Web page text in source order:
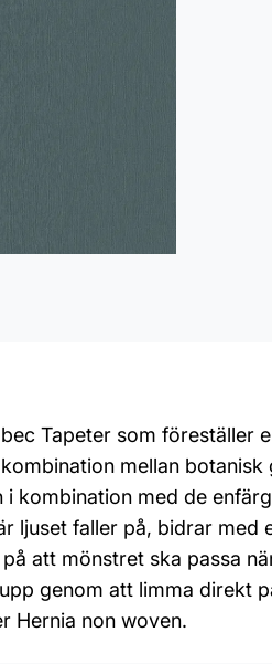
Tapeter som föreställer
mellan
kombination med de
ljuset faller på, bidrar
att mönstret ska passa
genom att limma direkt
Hernia non woven.